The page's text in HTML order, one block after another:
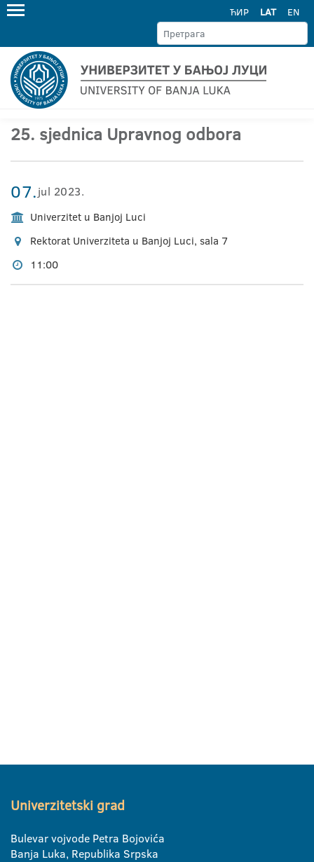
ЋИР LAT EN
25. sjednica Upravnog odbora
07.jul 2023.
Univerzitet u Banjoj Luci
Rektorat Univerziteta u Banjoj Luci, sala 7
11:00
Univerzitetski grad
Bulevar vojvode Petra Bojovića
Banja Luka, Republika Srpska